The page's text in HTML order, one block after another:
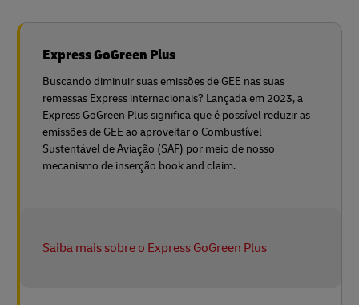
Express GoGreen Plus
Buscando diminuir suas emissões de GEE nas suas
remessas Express internacionais? Lançada em 2023, a
Express GoGreen Plus significa que é possível reduzir as
emissões de GEE ao aproveitar o Combustível
Sustentável de Aviação (SAF) por meio de nosso
mecanismo de inserção book and claim.
Saiba mais sobre o Express GoGreen Plus